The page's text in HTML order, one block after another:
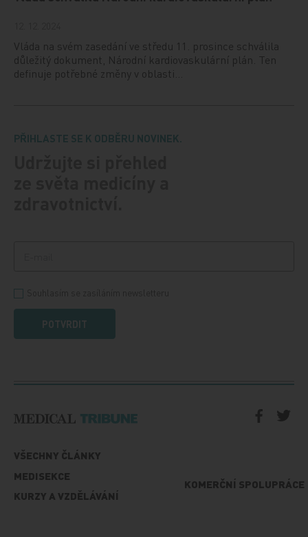
Vláda na svém zasedání ve středu 11. prosince schválila
důležitý dokument, Národní kardiovaskulární plán. Ten
definuje potřebné změny v oblasti…
PŘIHLASTE SE K ODBĚRU NOVINEK.
POTVRDIT
VŠECHNY ČLÁNKY
MEDISEKCE
KURZY A VZDĚLÁVÁNÍ
KOMERČNÍ SPOLUPRÁCE